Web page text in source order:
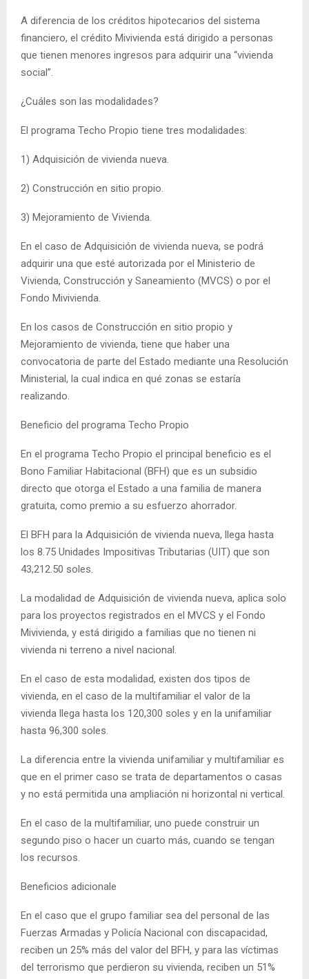
A diferencia de los créditos hipotecarios del sistema
financiero, el crédito Mivivienda está dirigido a personas
que tienen menores ingresos para adquirir una “vivienda
social”.
¿Cuáles son las modalidades?
El programa Techo Propio tiene tres modalidades:
1) Adquisición de vivienda nueva.
2) Construcción en sitio propio.
3) Mejoramiento de Vivienda.
En el caso de Adquisición de vivienda nueva, se podrá
adquirir una que esté autorizada por el Ministerio de
Vivienda, Construcción y Saneamiento (MVCS) o por el
Fondo Mivivienda.
En los casos de Construcción en sitio propio y
Mejoramiento de vivienda, tiene que haber una
convocatoria de parte del Estado mediante una Resolución
Ministerial, la cual indica en qué zonas se estaría
realizando.
Beneficio del programa Techo Propio
En el programa Techo Propio el principal beneficio es el
Bono Familiar Habitacional (BFH) que es un subsidio
directo que otorga el Estado a una familia de manera
gratuita, como premio a su esfuerzo ahorrador.
El BFH para la Adquisición de vivienda nueva, llega hasta
los 8.75 Unidades Impositivas Tributarias (UIT) que son
43,212.50 soles.
La modalidad de Adquisición de vivienda nueva, aplica solo
para los proyectos registrados en el MVCS y el Fondo
Mivivienda, y está dirigido a familias que no tienen ni
vivienda ni terreno a nivel nacional.
En el caso de esta modalidad, existen dos tipos de
vivienda, en el caso de la multifamiliar el valor de la
vivienda llega hasta los 120,300 soles y en la unifamiliar
hasta 96,300 soles.
La diferencia entre la vivienda unifamiliar y multifamiliar es
que en el primer caso se trata de departamentos o casas
y no está permitida una ampliación ni horizontal ni vertical.
En el caso de la multifamiliar, uno puede construir un
segundo piso o hacer un cuarto más, cuando se tengan
los recursos.
Beneficios adicionale
En el caso que el grupo familiar sea del personal de las
Fuerzas Armadas y Policía Nacional con discapacidad,
reciben un 25% más del valor del BFH, y para las víctimas
del terrorismo que perdieron su vivienda, reciben un 51%